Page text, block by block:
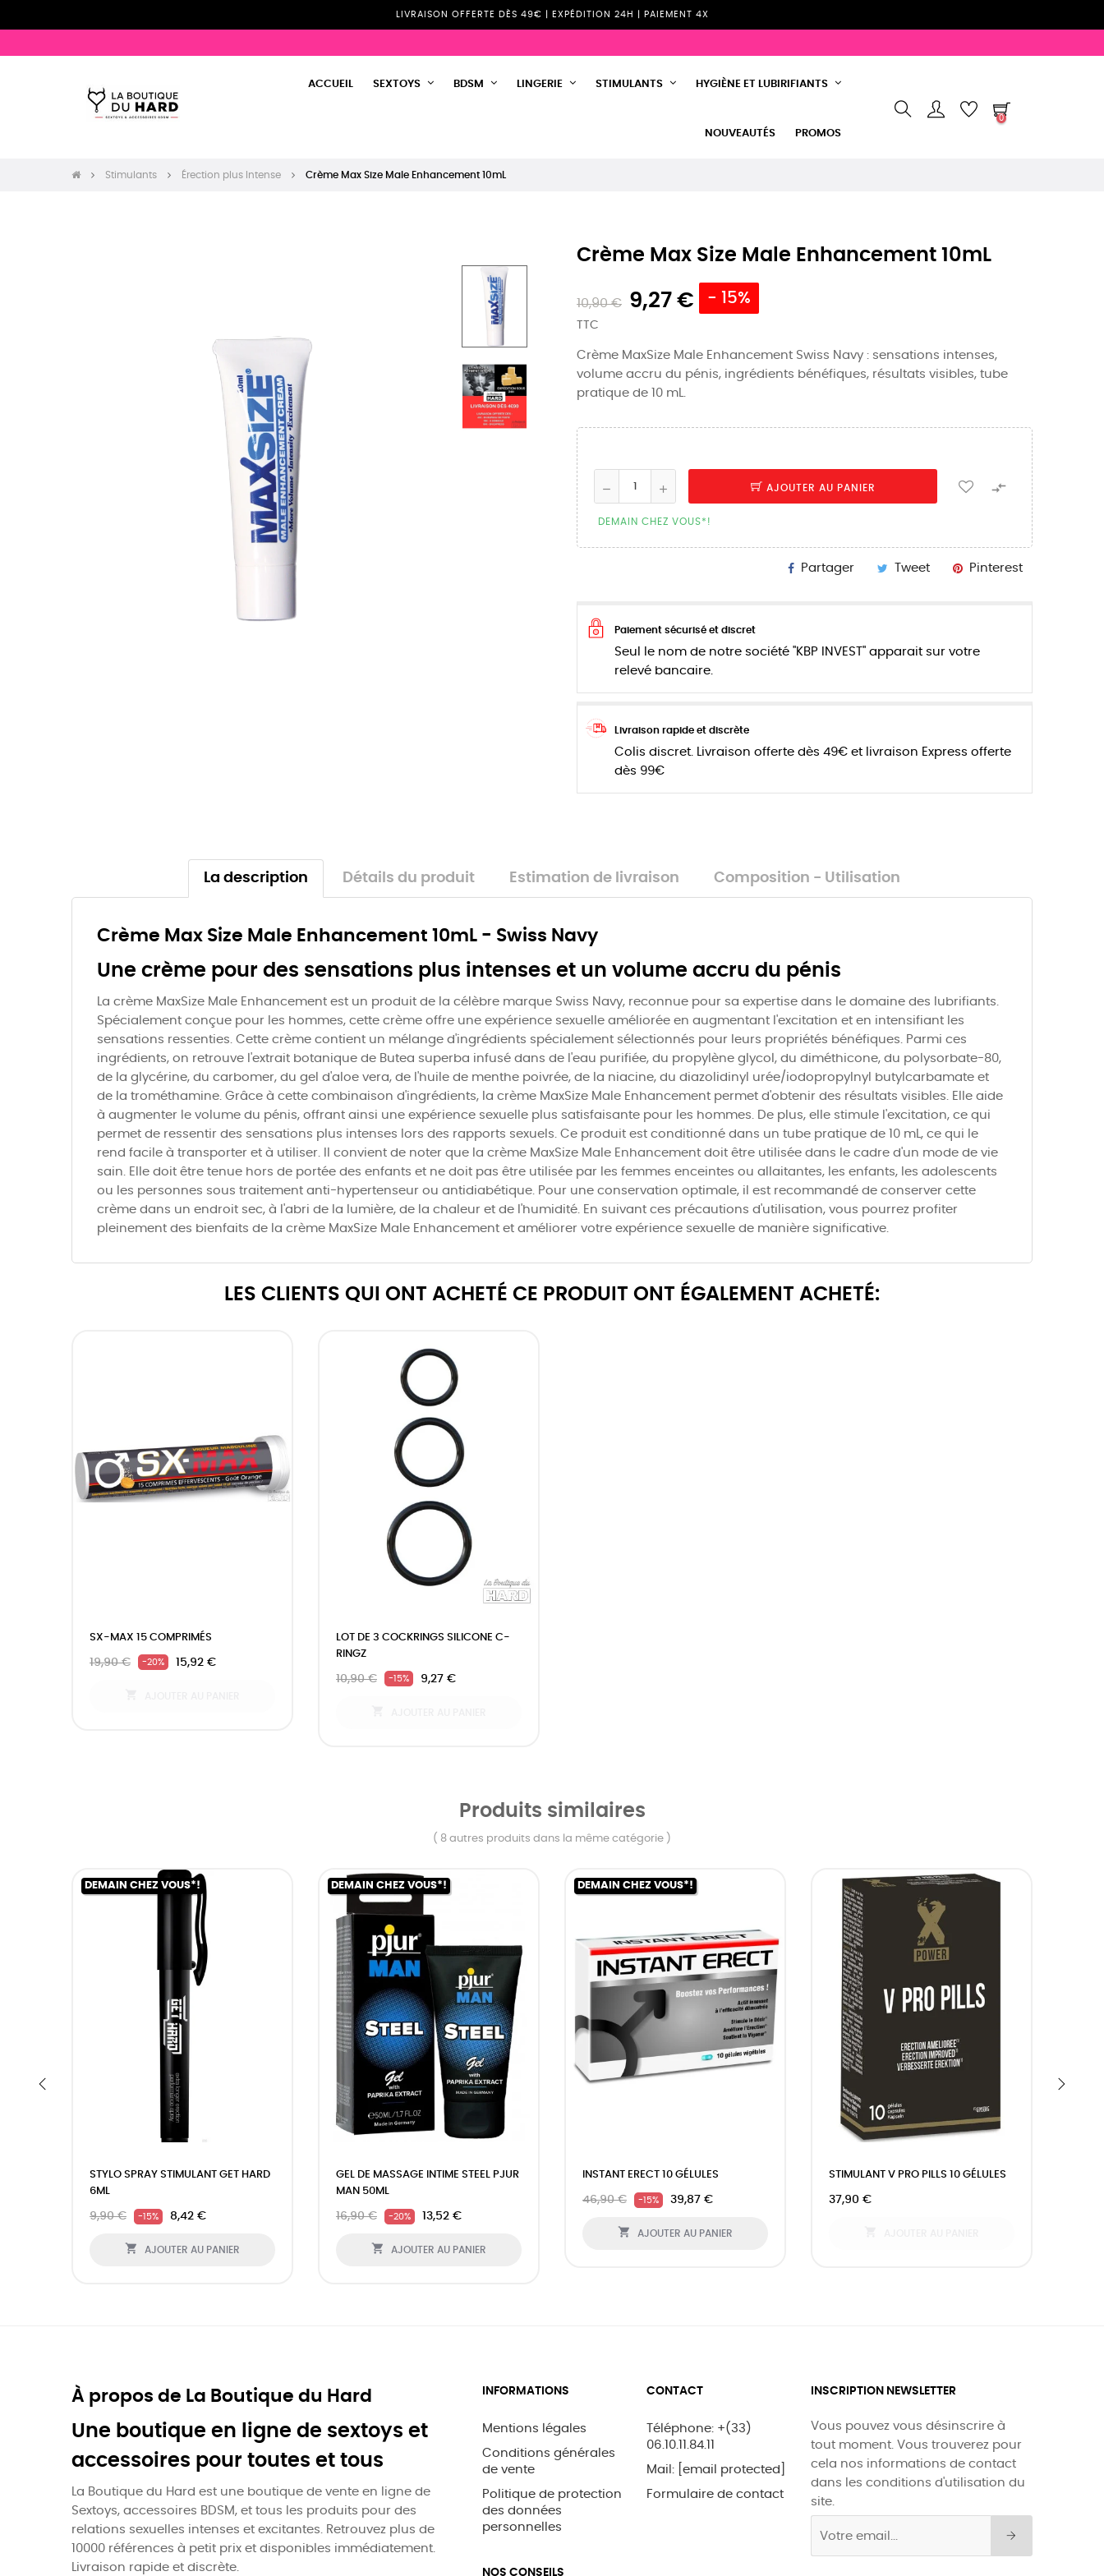
LIVRAISON OFFERTE DÈS 49€ | EXPÉDITION 24H | PAIEMENT 4X
ACCUEIL SEXTOYS BDSM LINGERIE STIMULANTS HYGIÈNE ET LUBIRIFIANTS
NOUVEAUTÉS PROMOS
0
Stimulants Érection plus Intense Crème Max Size Male Enhancement 10mL
Crème Max Size Male Enhancement 10mL
10,90 € 9,27 € - 15%
TTC
Crème MaxSize Male Enhancement Swiss Navy : sensations intenses,
volume accru du pénis, ingrédients bénéfiques, résultats visibles, tube
pratique de 10 mL.
AJOUTER AU PANIER 
DEMAIN CHEZ VOUS*!
Partager Tweet Pinterest
Paiement sécurisé et discret
Seul le nom de notre société "KBP INVEST" apparait sur votre
relevé bancaire.
Livraison rapide et discrète
Colis discret. Livraison offerte dès 49€ et livraison Express offerte
dès 99€
La description Détails du produit Estimation de livraison Composition - Utilisation
Crème Max Size Male Enhancement 10mL - Swiss Navy
Une crème pour des sensations plus intenses et un volume accru du pénis
La crème MaxSize Male Enhancement est un produit de la célèbre marque Swiss Navy, reconnue pour sa expertise dans le domaine des lubrifiants.
Spécialement conçue pour les hommes, cette crème offre une expérience sexuelle améliorée en augmentant l'excitation et en intensifiant les
sensations ressenties. Cette crème contient un mélange d'ingrédients spécialement sélectionnés pour leurs propriétés bénéfiques. Parmi ces
ingrédients, on retrouve l'extrait botanique de Butea superba infusé dans de l'eau purifiée, du propylène glycol, du diméthicone, du polysorbate-80,
de la glycérine, du carbomer, du gel d'aloe vera, de l'huile de menthe poivrée, de la niacine, du diazolidinyl urée/iodopropylnyl butylcarbamate et
de la trométhamine. Grâce à cette combinaison d'ingrédients, la crème MaxSize Male Enhancement permet d'obtenir des résultats visibles. Elle aide
à augmenter le volume du pénis, offrant ainsi une expérience sexuelle plus satisfaisante pour les hommes. De plus, elle stimule l'excitation, ce qui
permet de ressentir des sensations plus intenses lors des rapports sexuels. Ce produit est conditionné dans un tube pratique de 10 mL, ce qui le
rend facile à transporter et à utiliser. Il convient de noter que la crème MaxSize Male Enhancement doit être utilisée dans le cadre d'un mode de vie
sain. Elle doit être tenue hors de portée des enfants et ne doit pas être utilisée par les femmes enceintes ou allaitantes, les enfants, les adolescents
ou les personnes sous traitement anti-hypertenseur ou antidiabétique. Pour une conservation optimale, il est recommandé de conserver cette
crème dans un endroit sec, à l'abri de la lumière, de la chaleur et de l'humidité. En suivant ces précautions d'utilisation, vous pourrez profiter
pleinement des bienfaits de la crème MaxSize Male Enhancement et améliorer votre expérience sexuelle de manière significative.
LES CLIENTS QUI ONT ACHETÉ CE PRODUIT ONT ÉGALEMENT ACHETÉ:
SX-MAX 15 COMPRIMÉS
19,90 € -20% 15,92 €
LOT DE 3 COCKRINGS SILICONE C-
RINGZ
10,90 € -15% 9,27 €
Produits similaires
( 8 autres produits dans la même catégorie )
DEMAIN CHEZ VOUS*!
STYLO SPRAY STIMULANT GET HARD
6ML
9,90 € -15% 8,42 €
 AJOUTER AU PANIER
DEMAIN CHEZ VOUS*!
GEL DE MASSAGE INTIME STEEL PJUR
MAN 50ML
16,90 € -20% 13,52 €
 AJOUTER AU PANIER
DEMAIN CHEZ VOUS*!
INSTANT ERECT 10 GÉLULES
46,90 € -15% 39,87 €
 AJOUTER AU PANIER
STIMULANT V PRO PILLS 10 GÉLULES
37,90 €
À propos de La Boutique du Hard
Une boutique en ligne de sextoys et
accessoires pour toutes et tous
La Boutique du Hard est une boutique de vente en ligne de
Sextoys, accessoires BDSM, et tous les produits pour des
relations sexuelles intenses et excitantes. Retrouvez plus de
10000 références à petit prix et disponibles immédiatement.
Livraison rapide et discrète.
INFORMATIONS
Mentions légales
Conditions générales
de vente
Politique de protection
des données
personnelles
NOS CONSEILS
CONTACT
Téléphone: +(33)
06.10.11.84.11
Mail:
[email protected]
Formulaire de contact
INSCRIPTION NEWSLETTER
Vous pouvez vous désinscrire à
tout moment. Vous trouverez pour
cela nos informations de contact
dans les conditions d'utilisation du
site.